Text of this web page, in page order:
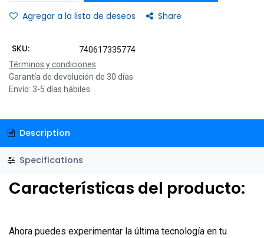
Agregar a la lista de deseos Share
SKU:
740617335774
Términos y condiciones
Garantía de devolución de 30 días
Envío: 3-5 días hábiles
Description
Specifications
Características del producto:
Ahora puedes experimentar la última tecnología en tu